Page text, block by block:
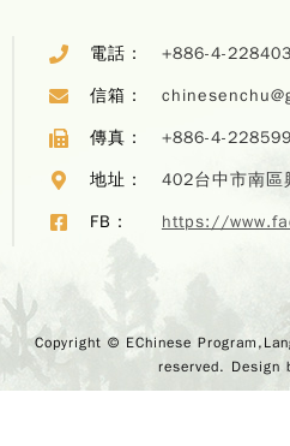
電話： +886-4-
信箱：
傳真： +886-4-
地址： 402台中市南區
FB： https://
Copyright © EChinese
reserved. Design